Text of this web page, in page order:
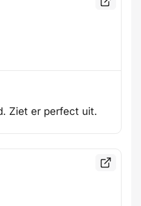
Ziet er perfect uit.
Bekijk
Bekijk